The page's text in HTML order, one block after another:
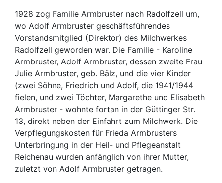
1928 zog Familie Armbruster nach Radolfzell um,
wo Adolf Armbruster geschäftsführendes
Vorstandsmitglied (Direktor) des Milchwerkes
Radolfzell geworden war. Die Familie - Karoline
Armbruster, Adolf Armbruster, dessen zweite Frau
Julie Armbruster, geb. Bälz, und die vier Kinder
(zwei Söhne, Friedrich und Adolf, die 1941/1944
fielen, und zwei Töchter, Margarethe und Elisabeth
Armbruster - wohnte fortan in der Güttinger Str.
13, direkt neben der Einfahrt zum Milchwerk. Die
Verpflegungskosten für Frieda Armbrusters
Unterbringung in der Heil- und Pflegeanstalt
Reichenau wurden anfänglich von ihrer Mutter,
zuletzt von Adolf Armbruster getragen.